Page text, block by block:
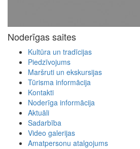
Noderīgas saites
Kultūra un tradīcijas
Piedzīvojums
Maršruti un ekskursijas
Tūrisma informācija
Kontakti
Noderīga informācija
Aktuāli
Sadarbība
Video galerijas
Amatpersonu atalgojums